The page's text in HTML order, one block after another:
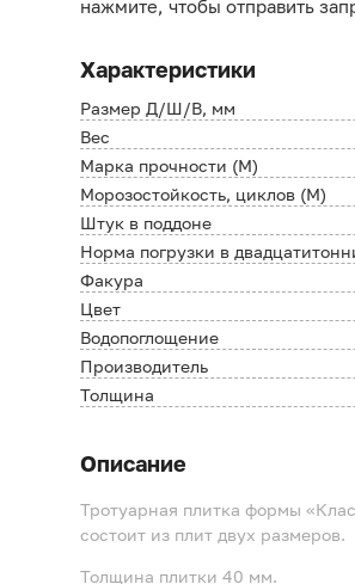
нажмите, чтобы отправить
Характеристики
Размер Д/Ш/В, мм
Вес
Марка прочности (М)
Морозостойкость, циклов (М)
Штук в поддоне
Норма погрузки в
Факура
Цвет
Водопоглощение
Производитель
Толщина
Описание
Тротуарная плитка формы
состоит из плит двух размеров.
Толщина плитки 40 мм.